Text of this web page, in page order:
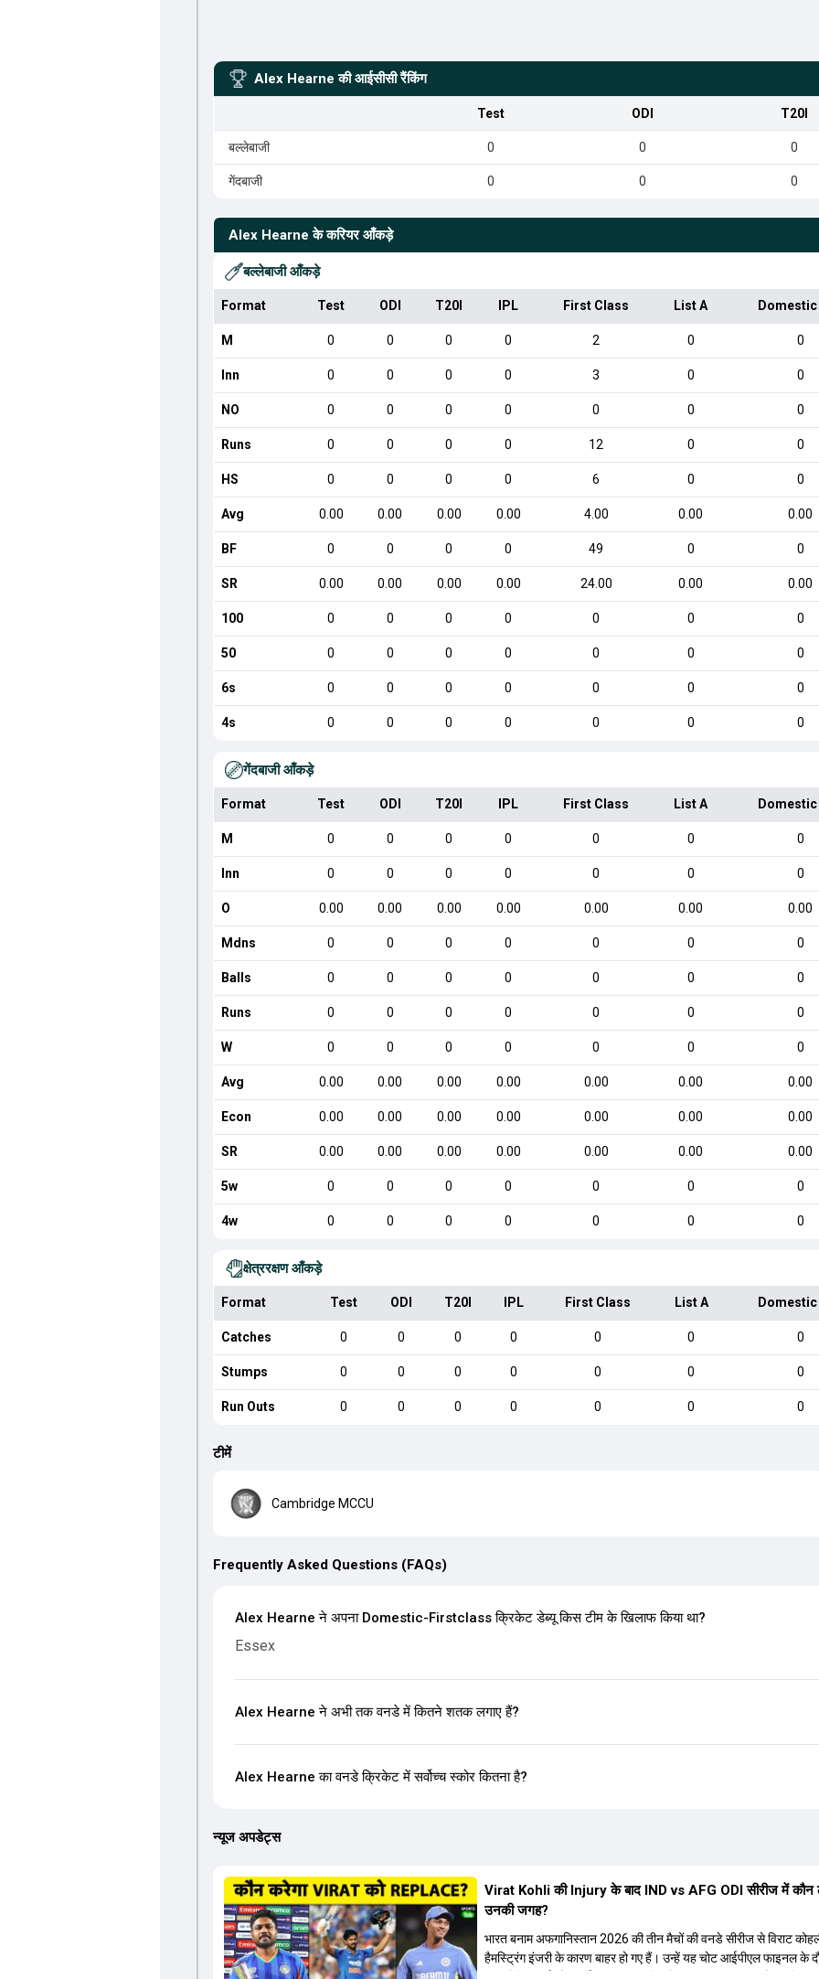
Alex Hearne की आईसीसी रैंकिंग
Test ODI T20I
बल्लेबाजी 0 0 0
गेंदबाजी 0 0 0
Alex Hearne के करियर आँकड़े
बल्लेबाजी आँकड़े
Format Test ODI T20I IPL First Class List A
M 0 0 0 0 2 0 0
Inn 0 0 0 0 3 0 0
NO 0 0 0 0 0 0 0
Runs 0 0 0 0 12 0 0
HS 0 0 0 0 6 0 0
Avg 0.00 0.00 0.00 0.00 4.00 0.00 0.00
BF 0 0 0 0 49 0 0
SR 0.00 0.00 0.00 0.00 24.00 0.00 0.00
100 0 0 0 0 0 0 0
50 0 0 0 0 0 0 0
6s 0 0 0 0 0 0 0
4s 0 0 0 0 0 0 0
गेंदबाजी आँकड़े
Format Test ODI T20I IPL First Class List A
M 0 0 0 0 0 0 0
Inn 0 0 0 0 0 0 0
O 0.00 0.00 0.00 0.00 0.00 0.00 0.00
Mdns 0 0 0 0 0 0 0
Balls 0 0 0 0 0 0 0
Runs 0 0 0 0 0 0 0
W 0 0 0 0 0 0 0
Avg 0.00 0.00 0.00 0.00 0.00 0.00 0.00
Econ 0.00 0.00 0.00 0.00 0.00 0.00 0.00
SR 0.00 0.00 0.00 0.00 0.00 0.00 0.00
5w 0 0 0 0 0 0 0
4w 0 0 0 0 0 0 0
क्षेत्ररक्षण आँकड़े
Format Test ODI T20I IPL First Class List A
Catches 0 0 0 0 0 0 0
Stumps 0 0 0 0 0 0 0
Run Outs 0 0 0 0 0 0 0
टीमें
Cambridge MCCU
Frequently Asked Questions (FAQs)
Alex Hearne ने अपना Domestic-Firstclass क्रिकेट डेब्यू किस टीम के खिलाफ किया था?
Essex
Alex Hearne ने अभी तक वनडे में कितने शतक लगाए हैं?
Alex Hearne का वनडे क्रिकेट में सर्वोच्च स्कोर कितना है?
न्यूज अपडेट्स
Virat Kohli की Injury के बाद IND vs AFG ODI सीरीज में कौन
उनकी जगह?
भारत बनाम अफगानिस्तान 2026 की तीन मैचों की वनडे सीरीज से विराट
हैमस्ट्रिंग इंजरी के कारण बाहर हो गए हैं। उन्हें यह चोट आईपीएल फाइनल के